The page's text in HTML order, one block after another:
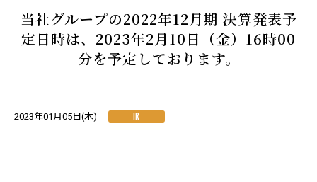
当社グループの2022年12月期 決算発表予
定日時は、2023年2月10日（金）16時00
分を予定しております。
2023年01月05日(木) IR